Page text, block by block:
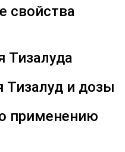
свойства
Тизалуда
Тизалуд и дозы
применению